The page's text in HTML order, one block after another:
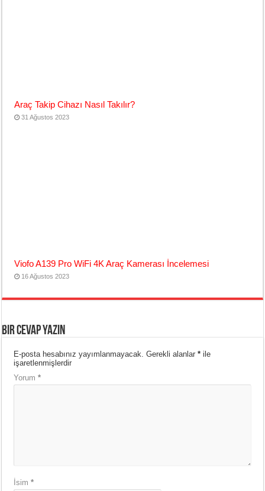
Araç Takip Cihazı Nasıl Takılır?
31 Ağustos 2023
Viofo A139 Pro WiFi 4K Araç Kamerası İncelemesi
16 Ağustos 2023
Bir cevap yazın
E-posta hesabınız yayımlanmayacak. Gerekli alanlar* ile
işaretlenmişlerdir
Yorum*
İsim*